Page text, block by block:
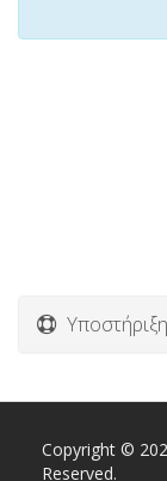
Υποστήριξη
Copyright ©
Reserved.